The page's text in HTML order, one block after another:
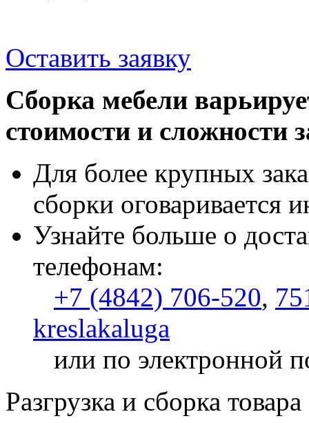
Оставить заявку
Сборка мебели
стоимости и сложности
Для более крупных
сборки оговаривается
Узнайте больше о
телефонам:
+7 (4842) 706-520,
kreslakaluga
или по электронной
Разгрузка и сборка